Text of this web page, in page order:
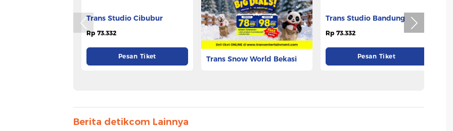
Trans Studio Cibubur Trans Snow World Bekasi Trans Studio Bandung
Berita detikcom Lainnya